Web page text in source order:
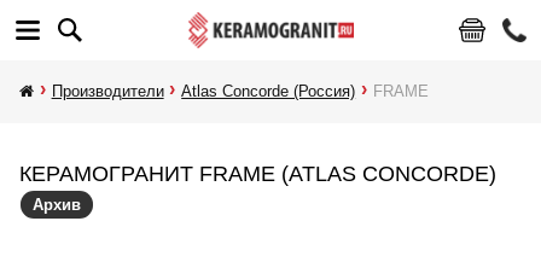
Производители Atlas Concorde (Россия) FRAME
КЕРАМОГРАНИТ FRAME (ATLAS CONCORDE)
Архив